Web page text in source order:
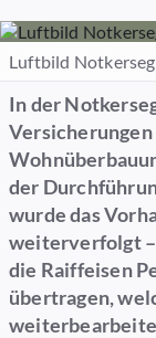
Luftbild
In der
der
wurde das
weiterverfolgt
die Raiffeisen
übertragen,